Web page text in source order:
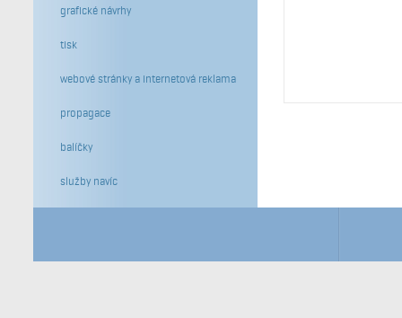
grafické návrhy
tisk
webové stránky a internetová reklama
propagace
balíčky
služby navíc